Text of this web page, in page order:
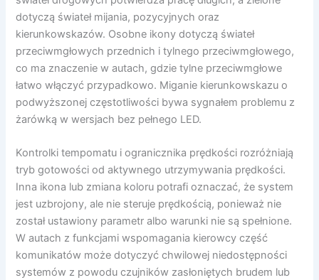
dotyczą świateł mijania, pozycyjnych oraz
kierunkowskazów. Osobne ikony dotyczą świateł
przeciwmgłowych przednich i tylnego przeciwmgłowego,
co ma znaczenie w autach, gdzie tylne przeciwmgłowe
łatwo włączyć przypadkowo. Miganie kierunkowskazu o
podwyższonej częstotliwości bywa sygnałem problemu z
żarówką w wersjach bez pełnego LED.
Kontrolki tempomatu i ogranicznika prędkości rozróżniają
tryb gotowości od aktywnego utrzymywania prędkości.
Inna ikona lub zmiana koloru potrafi oznaczać, że system
jest uzbrojony, ale nie steruje prędkością, ponieważ nie
został ustawiony parametr albo warunki nie są spełnione.
W autach z funkcjami wspomagania kierowcy część
komunikatów może dotyczyć chwilowej niedostępności
systemów z powodu czujników zasłoniętych brudem lub